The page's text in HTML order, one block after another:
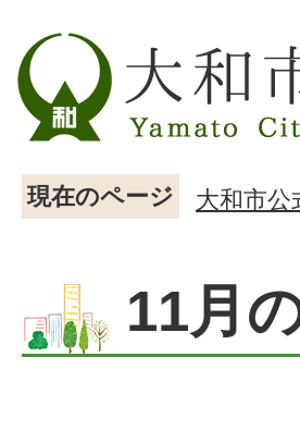
現在のページ 大和市公
11月